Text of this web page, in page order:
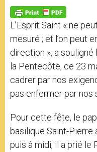
p
p
g
e
r
o
k
L’Esprit Saint « ne
mesuré ; et l’on peut
direction », a
la Pentecôte, ce 23
cadrer par nos
pas enfermer par nos
Pour cette fête, le
basilique Saint-Pierre
puis à midi, il a prié le